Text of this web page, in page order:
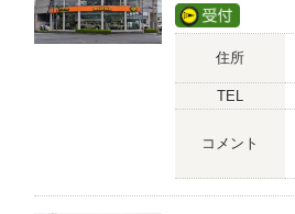
住所
TEL
コメント